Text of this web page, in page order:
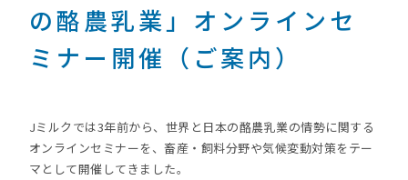
の酪農乳業」オンラインセ
ミナー開催（ご案内）
Jミルクでは3年前から、世界と日本の酪農乳業の情勢に関する
オンラインセミナーを、畜産・飼料分野や気候変動対策をテー
マとして開催してきました。